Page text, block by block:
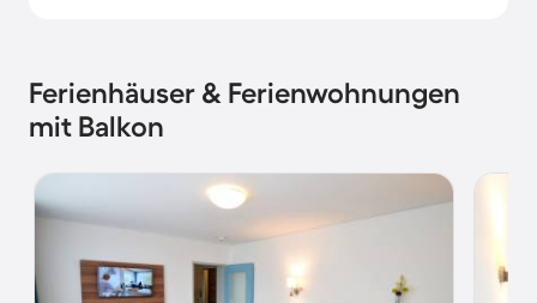
Ferienhäuser & Ferienwohnungen
mit Balkon